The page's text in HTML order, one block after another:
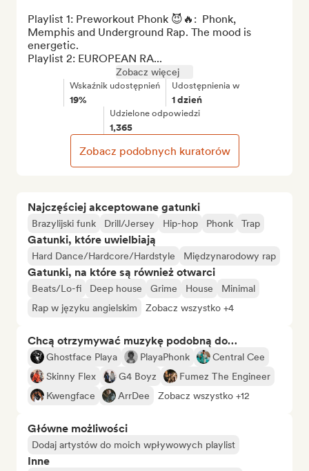
Najczęściej akceptowane gatunki
Brazylijski funk Drill/Jersey Hip-hop Phonk Trap
Gatunki, które uwielbiają
Hard Dance/Hardcore/Hardstyle Międzynarodowy rap
Gatunki, na które są również otwarci
Beats/Lo-fi Deep house Grime House
Minimal
Rap w języku angielskim
Zobacz wszystko +4
Chcą otrzymywać muzykę podobną do…
Ghostface Playa PlayaPhonk
Central Cee
Skinny Flex
G4 Boyz
Fumez The Engineer
Kwengface
ArrDee Zobacz wszystko +12
Główne możliwości
Dodaj artystów do moich wpływowych playlist
Inne
Playlist 1: Preworkout Phonk 😈🔥‎‎:  Phonk,
Memphis and Underground Rap. The mood is
energetic.
Playlist 2: EUROPEAN RA...
Zobacz więcej
Wskaźnik udostępnień
19%
Udostępnienia w
1 dzień
Udzielone odpowiedzi
1,365
Zobacz podobnych kuratorów